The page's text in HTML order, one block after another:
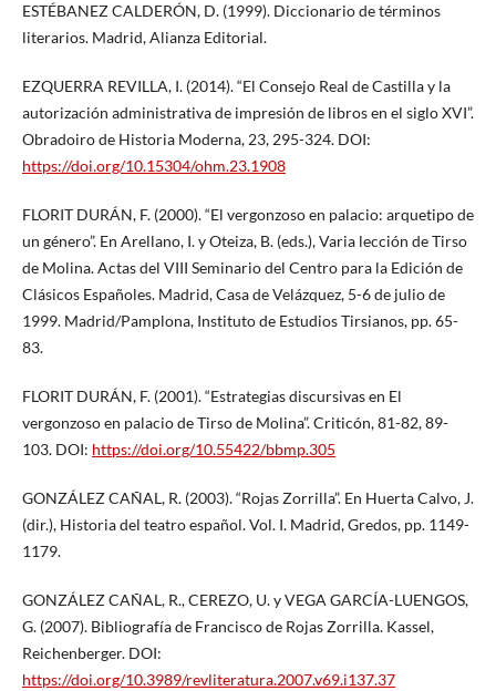
ESTÉBANEZ CALDERÓN, D. (1999). Diccionario de términos
literarios. Madrid, Alianza Editorial.
EZQUERRA REVILLA, I. (2014). “El Consejo Real de Castilla y la
autorización administrativa de impresión de libros en el siglo XVI”.
Obradoiro de Historia Moderna, 23, 295-324. DOI:
https://doi.org/10.15304/ohm.23.1908
FLORIT DURÁN, F. (2000). “El vergonzoso en palacio: arquetipo de
un género”. En Arellano, I. y Oteiza, B. (eds.), Varia lección de Tirso
de Molina. Actas del VIII Seminario del Centro para la Edición de
Clásicos Españoles. Madrid, Casa de Velázquez, 5-6 de julio de
1999. Madrid/Pamplona, Instituto de Estudios Tirsianos, pp. 65-
83.
FLORIT DURÁN, F. (2001). “Estrategias discursivas en El
vergonzoso en palacio de Tirso de Molina”. Criticón, 81-82, 89-
103. DOI: https://doi.org/10.55422/bbmp.305
GONZÁLEZ CAÑAL, R. (2003). “Rojas Zorrilla”. En Huerta Calvo, J.
(dir.), Historia del teatro español. Vol. I. Madrid, Gredos, pp. 1149-
1179.
GONZÁLEZ CAÑAL, R., CEREZO, U. y VEGA GARCÍA-LUENGOS,
G. (2007). Bibliografía de Francisco de Rojas Zorrilla. Kassel,
Reichenberger. DOI:
https://doi.org/10.3989/revliteratura.2007.v69.i137.37